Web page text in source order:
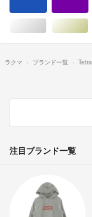
シルバー/銀
ラクマ ブランド一覧
注目ブランド一覧